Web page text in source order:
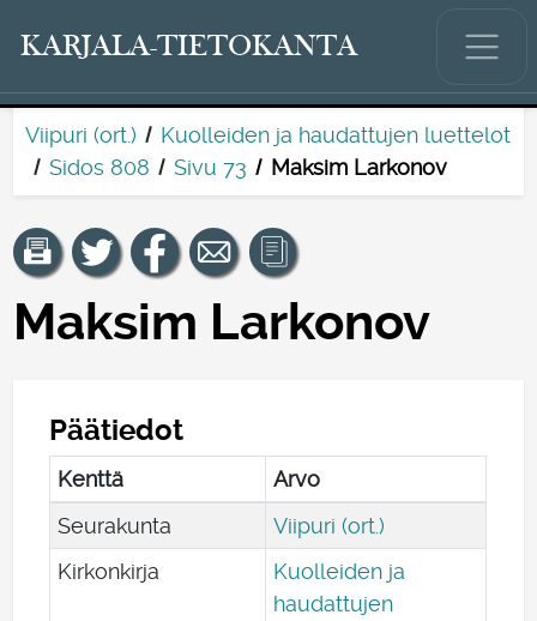
KARJALA-TIETOKANTA
Viipuri (ort.)
Kuolleiden ja haudattujen luettelot
Sidos 808
Sivu 73 Maksim Larkonov
Maksim Larkonov
Päätiedot
Kenttä
Arvo
Seurakunta
Viipuri (ort.)
Kirkonkirja
Kuolleiden ja
haudattujen